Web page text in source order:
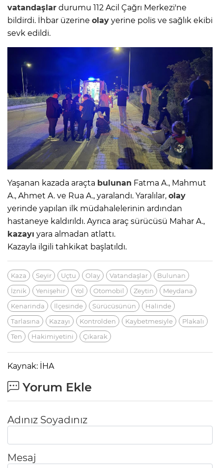
vatandaşlar durumu 112 Acil Çağrı Merkezi'ne
bildirdi. İhbar üzerine olay yerine polis ve sağlık ekibi
sevk edildi.
Yaşanan kazada araçta bulunan Fatma A., Mahmut
A., Ahmet A. ve Rua A., yaralandı. Yaralılar, olay
yerinde yapılan ilk müdahalelerinin ardından
hastaneye kaldırıldı. Ayrıca araç sürücüsü Mahar A.,
kazayı yara almadan atlattı.
Kazayla ilgili tahkikat başlatıldı.
Kaza Seyir Uçtu Olay Vatandaşlar
Bulunan
İznik
Yenişehir Yol Otomobil Zeytin
Meydana
Kenarinda
İlçesinde Sürücüsünün
Halinde
Tarlasına
Kazayı Kontrolden Kaybetmesiyle
Plakalı
Ten
Hakimiyetini Çıkarak
Kaynak: İHA
Yorum Ekle
Adınız Soyadınız
Mesaj